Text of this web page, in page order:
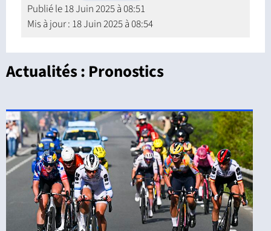
Publié le18 Juin 2025 à 08:51
Mis à jour : 18 Juin 2025 à 08:54
Actualités : Pronostics